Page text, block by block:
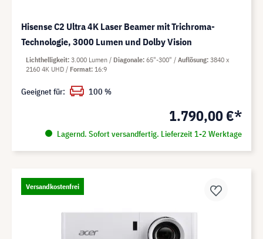
Hisense C2 Ultra 4K Laser Beamer mit Trichroma-
Technologie, 3000 Lumen und Dolby Vision
1.790,00 €*
Lagernd. Sofort versandfertig. Lieferzeit 1-2 Werktage
Lichthelligkeit 3.000 Lumen Diagonale 65"-300" Auflösung 3840 x
2160 4K UHD
Format 16:9
Geeignet für: 100 %
Versandkostenfrei